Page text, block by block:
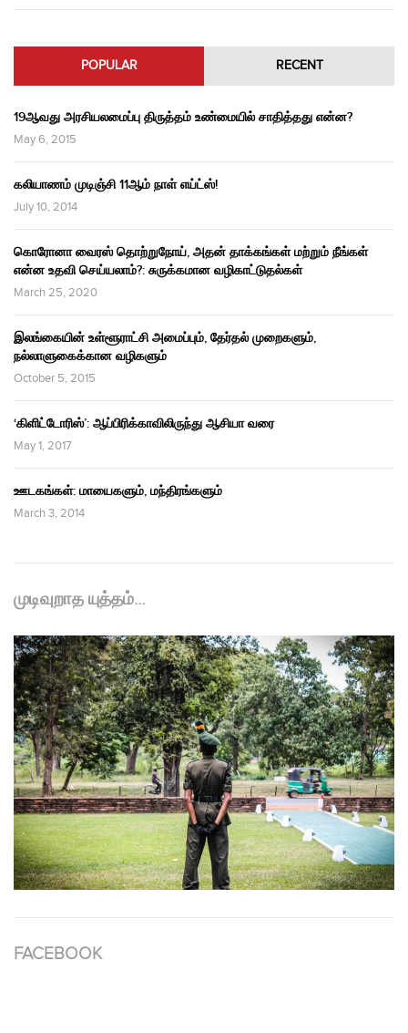
POPULAR RECENT
19ஆவது அரசியலமைப்பு திருத்தம் உண்மையில் சாதித்தது என்ன?
May 6, 2015
கலியாணம் முடிஞ்சி 11ஆம் நாள் எய்ட்ஸ்!
July 10, 2014
கொரோனா வைரஸ் தொற்றுநோய், அதன் தாக்கங்கள் மற்றும் நீங்கள்
என்ன உதவி செய்யலாம்?: சுருக்கமான வழிகாட்டுதல்கள்
March 25, 2020
இலங்கையின் உள்ளூராட்சி அமைப்பும், தேர்தல் முறைகளும்,
நல்லாளுகைக்கான வழிகளும்
October 5, 2015
‘கிளிட்டோரிஸ்’: ஆப்பிரிக்காவிலிருந்து ஆசியா வரை
May 1, 2017
ஊடகங்கள்: மாயைகளும், மந்திரங்களும்
March 3, 2014
முடிவுறாத யுத்தம்…
FACEBOOK